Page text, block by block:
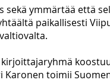
sekä ymmärtää että
paikallisesti
toimii